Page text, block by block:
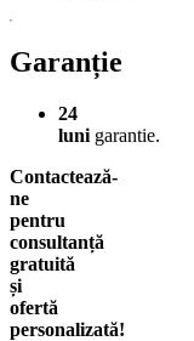
Garanție
24
luni garantie.
Contactează-
ne
pentru
consultanță
gratuită
și
ofertă
personalizată!